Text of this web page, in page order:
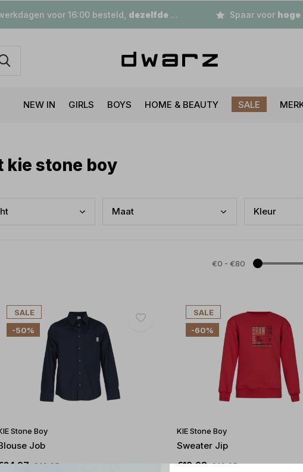
NEW IN GIRLS BOYS HOME & BEAUTY SALE
voor 16:00 besteld, dezelfde dag verzondenSpaar voor hoge korting
kie stone boy
Maat Kleur
€0 - €80
SALE
-50%
Stone Boy
Job
€49,95
SALE
-60%
KIE Stone Boy
Sweater Jip
€19,98 €49,95